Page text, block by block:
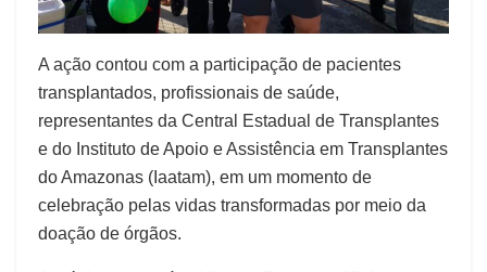
A ação contou com a participação de pacientes
transplantados, profissionais de saúde,
representantes da Central Estadual de Transplantes
e do Instituto de Apoio e Assistência em Transplantes
do Amazonas (Iaatam), em um momento de
celebração pelas vidas transformadas por meio da
doação de órgãos.